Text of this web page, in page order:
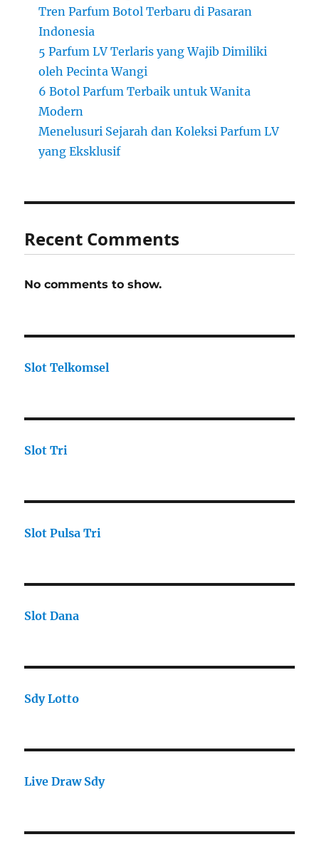
Tren Parfum Botol Terbaru di Pasaran
Indonesia
5 Parfum LV Terlaris yang Wajib Dimiliki
oleh Pecinta Wangi
6 Botol Parfum Terbaik untuk Wanita
Modern
Menelusuri Sejarah dan Koleksi Parfum LV
yang Eksklusif
Recent Comments
No comments to show.
Slot Telkomsel
Slot Tri
Slot Pulsa Tri
Slot Dana
Sdy Lotto
Live Draw Sdy